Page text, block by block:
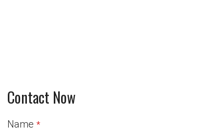
Contact Now
Name *